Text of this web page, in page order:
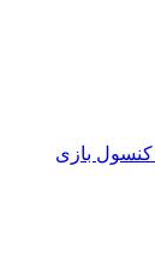
کنسول بازی